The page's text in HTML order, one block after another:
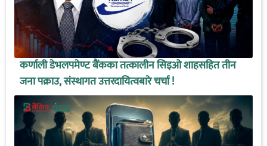
कर्णाली डेभलपमेण्ट बैंकका तत्कालीन सिइओ शाहसहित तीन
जना पक्राउ, संस्थागत उत्तरदायित्वबारे चर्चा !